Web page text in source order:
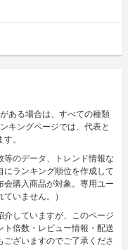
ある場合は、すべての種類
キングページでは、代表と
。
のデータ、トレンド情報な
にランキング順位を作成して
会購入商品が対象。専用ユー
いません。）
介していますが、このページ
ト倍数・レビュー情報・配送
ざいますのでご了承くださ